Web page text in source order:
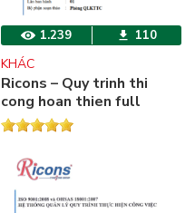
1.239 110
KHÁC
Ricons – Quy trinh thi
cong hoan thien full